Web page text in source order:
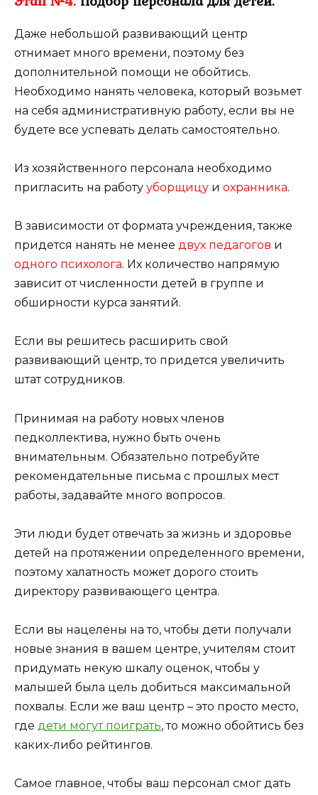
Даже небольшой развивающий центр
отнимает много времени, поэтому без
дополнительной помощи не обойтись.
Необходимо нанять человека, который возьмет
на себя административную работу, если вы не
будете все успевать делать самостоятельно.
Из хозяйственного персонала необходимо
пригласить на работу уборщицу и охранника.
В зависимости от формата учреждения, также
придется нанять не менее двух педагогов и
одного психолога. Их количество напрямую
зависит от численности детей в группе и
обширности курса занятий.
Если вы решитесь расширить свой
развивающий центр, то придется увеличить
штат сотрудников.
Принимая на работу новых членов
педколлектива, нужно быть очень
внимательным. Обязательно потребуйте
рекомендательные письма с прошлых мест
работы, задавайте много вопросов.
Эти люди будет отвечать за жизнь и здоровье
детей на протяжении определенного времени,
поэтому халатность может дорого стоить
директору развивающего центра.
Если вы нацелены на то, чтобы дети получали
новые знания в вашем центре, учителям стоит
придумать некую шкалу оценок, чтобы у
малышей была цель добиться максимальной
похвалы. Если же ваш центр – это просто место,
где дети могут поиграть, то можно обойтись без
каких-либо рейтингов.
Самое главное, чтобы ваш персонал смог дать